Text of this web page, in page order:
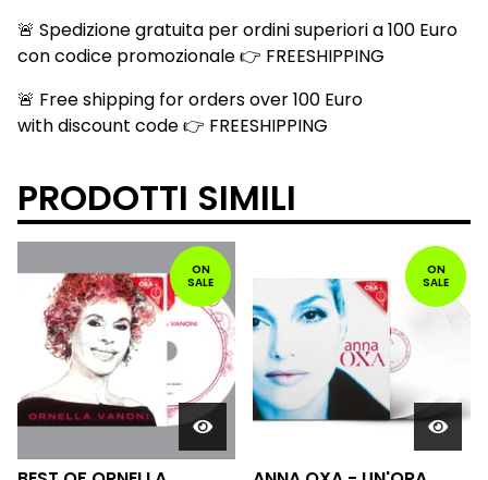
🚨 Spedizione gratuita per ordini superiori a 100 Euro
con codice promozionale 👉 FREESHIPPING
🚨 Free shipping for orders over 100 Euro
with discount code 👉 FREESHIPPING
PRODOTTI SIMILI
ON
SALE
ON
SALE